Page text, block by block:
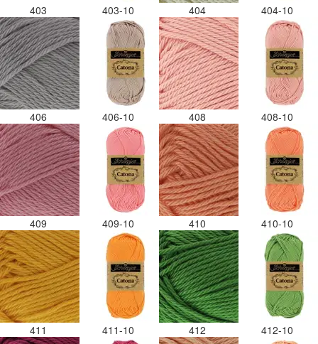
403 403-10 404 404-10
406 406-10 408 408-10
409 409-10 410 410-10
411 411-10 412 412-10